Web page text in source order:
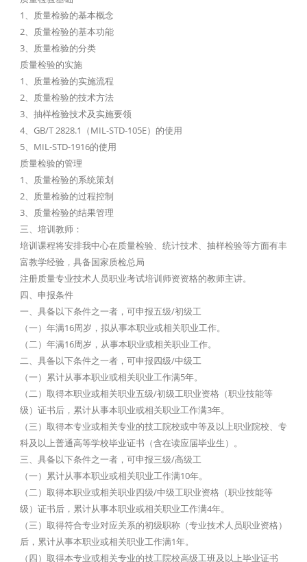
1、质量检验的基本概念
2、质量检验的基本功能
3、质量检验的分类
质量检验的实施
1、质量检验的实施流程
2、质量检验的技术方法
3、抽样检验技术及实施要领
4、GB/T 2828.1（MIL-STD-105E）的使用
5、MIL-STD-1916的使用
质量检验的管理
1、质量检验的系统策划
2、质量检验的过程控制
3、质量检验的结果管理
三、培训教师：
培训课程将安排我中心在质量检验、统计技术、抽样检验等方面有丰
富教学经验，具备国家质检总局
注册质量专业技术人员职业考试培训师资资格的教师主讲。
四、申报条件
一、具备以下条件之一者，可申报五级/初级工
（一）年满16周岁，拟从事本职业或相关职业工作。
（二）年满16周岁，从事本职业或相关职业工作。
二、具备以下条件之一者，可申报四级/中级工
（一）累计从事本职业或相关职业工作满5年。
（二）取得本职业或相关职业五级/初级工职业资格（职业技能等
级）证书后，累计从事本职业或相关职业工作满3年。
（三）取得本专业或相关专业的技工院校或中等及以上职业院校、专
科及以上普通高等学校毕业证书（含在读应届毕业生）。
三、具备以下条件之一者，可申报三级/高级工
（一）累计从事本职业或相关职业工作满10年。
（二）取得本职业或相关职业四级/中级工职业资格（职业技能等
级）证书后，累计从事本职业或相关职业工作满4年。
（三）取得符合专业对应关系的初级职称（专业技术人员职业资格）
后，累计从事本职业或相关职业工作满1年。
（四）取得本专业或相关专业的技工院校高级工班及以上毕业证书